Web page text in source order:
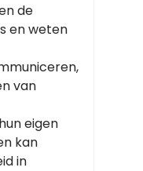
de
en weten
van
eigen
kan
in